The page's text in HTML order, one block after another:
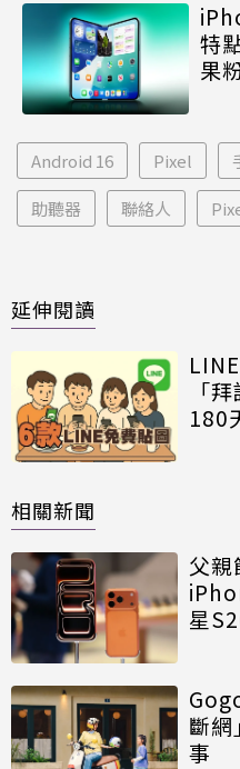
特
果
Android 16 Pixel
助聽器 聯絡人
延伸閱讀
「
180
相關新聞
父親
星
斷
事